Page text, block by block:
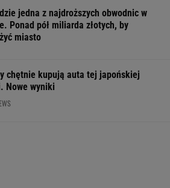
jedna z najdroższych obwodnic w
Ponad pół miliarda złotych, by
miasto
chętnie kupują auta tej japońskiej
Nowe wyniki